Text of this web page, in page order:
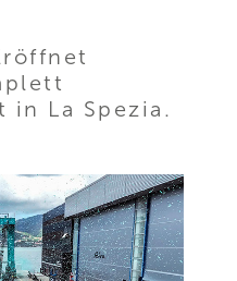
La Spezia.